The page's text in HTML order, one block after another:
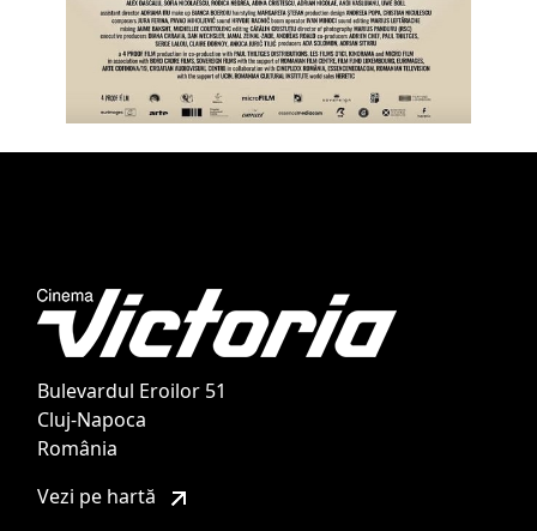
Bulevardul Eroilor 51
Cluj-Napoca
România
Vezi pe hartă